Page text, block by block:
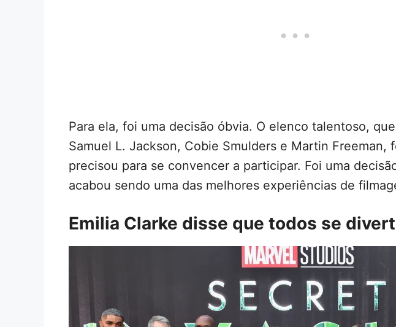
Para ela, foi uma decisão óbvia. O elenco talentoso,
Samuel L. Jackson, Cobie Smulders e Martin Freeman,
precisou para se convencer a participar. Foi uma
acabou sendo uma das melhores experiências de
Emilia Clarke disse que todos se